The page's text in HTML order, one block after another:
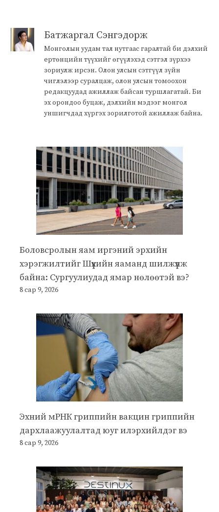
Батжаргал Сэнгэдорж
Монголын уудам тал нутгаас гаралтай би дэлхий
ертөнцийн түүхийг өгүүлэхэд сэтгэл зүрхээ
зориулж ирсэн. Олон улсын сэтгүүл зүйн
чиглэлээр суралцаж, олон улсын томоохон
редакцуудад ажиллаж байсан туршлагатай. Би
эх орондоо буцаж, дэлхийн мэдээг монгол
уншигчдад хүргэх зорилготой ажиллаж байна.
Боловсролын яам иргэний эрхийн
хэрэгжилтийг Шүүхийн яаманд шилжүүлж
байна: Сургуулиудад ямар нөлөөтэй вэ?
8 сар 9, 2026
Эхний мРНК гриппийн вакцин гриппийн
дархлаажуулалтад юуг илэрхийлдэг вэ
8 сар 9, 2026